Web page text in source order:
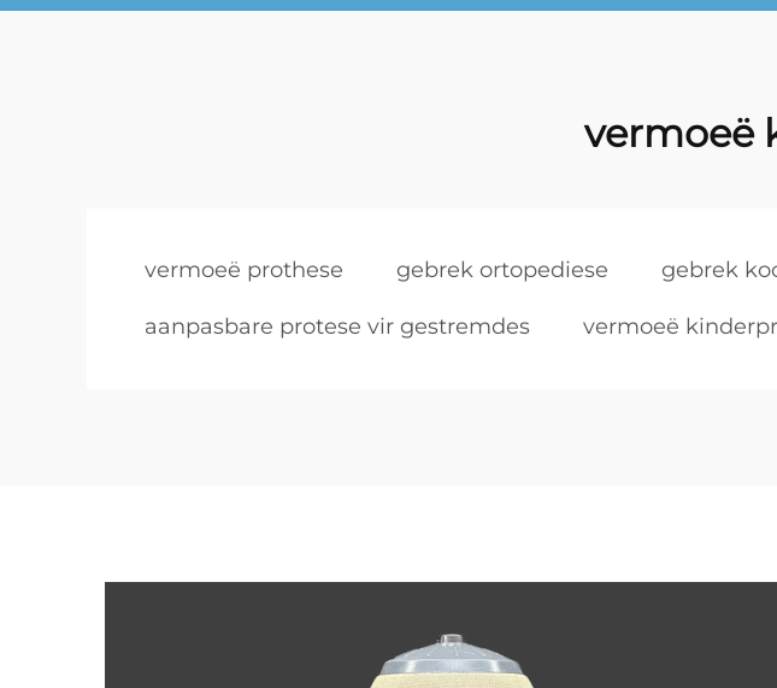
vermoeë
vermoeë prothese gebrek ortopediese gebrek
aanpasbare protese vir gestremdes vermoeë